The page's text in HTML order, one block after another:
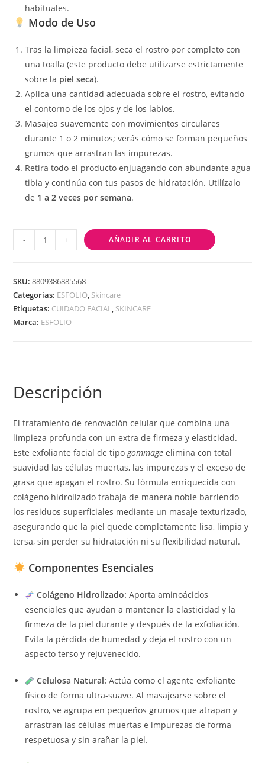
habituales.
Modo de Uso
Tras la limpieza facial, seca el rostro por completo con
una toalla (este producto debe utilizarse estrictamente
sobre la piel seca).
Aplica una cantidad adecuada sobre el rostro, evitando
el contorno de los ojos y de los labios.
Masajea suavemente con movimientos circulares
durante 1 o 2 minutos; verás cómo se forman pequeños
grumos que arrastran las impurezas.
Retira todo el producto enjuagando con abundante agua
tibia y continúa con tus pasos de hidratación. Utilízalo
de 1 a 2 veces por semana.
- + AÑADIR AL CARRITO
SKU:8809386885568
Categorías: ESFOLIO, Skincare
Etiquetas: CUIDADO FACIAL, SKINCARE
Marca: ESFOLIO
Descripción
El tratamiento de renovación celular que combina una
limpieza profunda con un extra de firmeza y elasticidad.
Este exfoliante facial de tipogommage elimina con total
suavidad las células muertas, las impurezas y el exceso de
grasa que apagan el rostro. Su fórmula enriquecida con
colágeno hidrolizado trabaja de manera noble barriendo
los residuos superficiales mediante un masaje texturizado,
asegurando que la piel quede completamente lisa, limpia y
tersa, sin perder su hidratación ni su flexibilidad natural.
Componentes Esenciales
Colágeno Hidrolizado: Aporta aminoácidos
esenciales que ayudan a mantener la elasticidad y la
firmeza de la piel durante y después de la exfoliación.
Evita la pérdida de humedad y deja el rostro con un
aspecto terso y rejuvenecido.
Celulosa Natural: Actúa como el agente exfoliante
físico de forma ultra-suave. Al masajearse sobre el
rostro, se agrupa en pequeños grumos que atrapan y
arrastran las células muertas e impurezas de forma
respetuosa y sin arañar la piel.